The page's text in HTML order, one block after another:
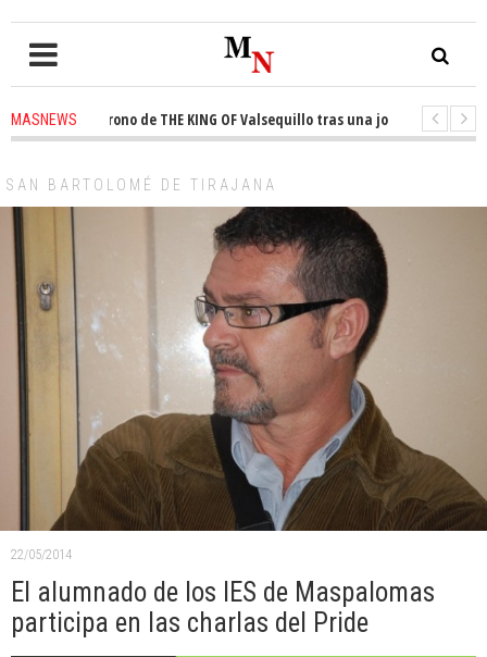
MASNEWS
el trono de THE KING OF Valsequillo tras una jornada de baloncesto
SAN BARTOLOMÉ DE TIRAJANA
22/05/2014
El alumnado de los IES de Maspalomas
participa en las charlas del Pride